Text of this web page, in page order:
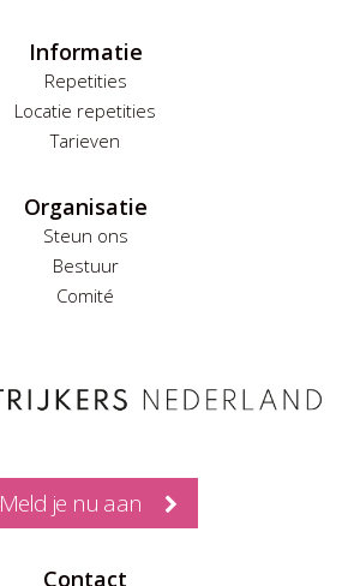
Informatie
Repetities
Locatie repetities
Tarieven
Organisatie
Steun ons
Bestuur
Comité
Meld je nu aan
Contact